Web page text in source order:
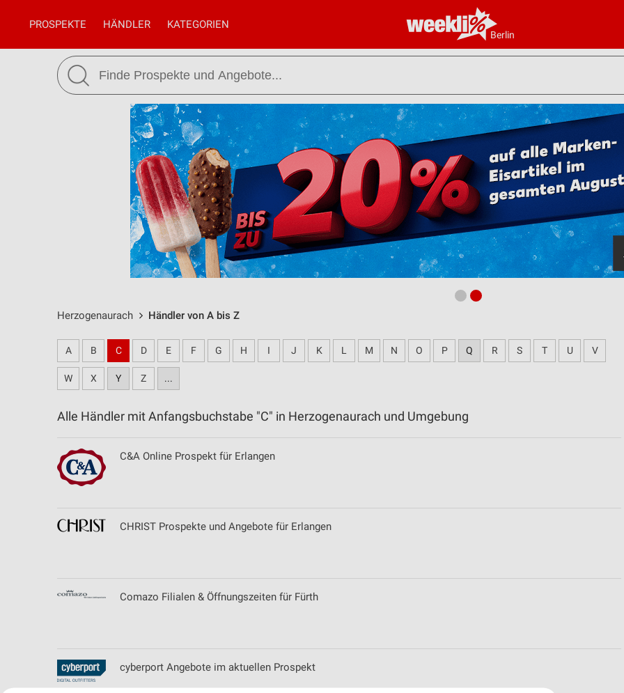
Berlin
PROSPEKTE HÄNDLER KATEGORIEN
Herzogenaurach Händler von A bis Z
A B C D E F G H I J K L M N O P Q R S T U V
W X Y Z ...
Alle Händler mit Anfangsbuchstabe "C" in Herzogenaurach und Umgebung
C&A Online Prospekt für Erlangen
CHRIST Prospekte und Angebote für Erlangen
Comazo Filialen & Öffnungszeiten für Fürth
cyberport Angebote im aktuellen Prospekt